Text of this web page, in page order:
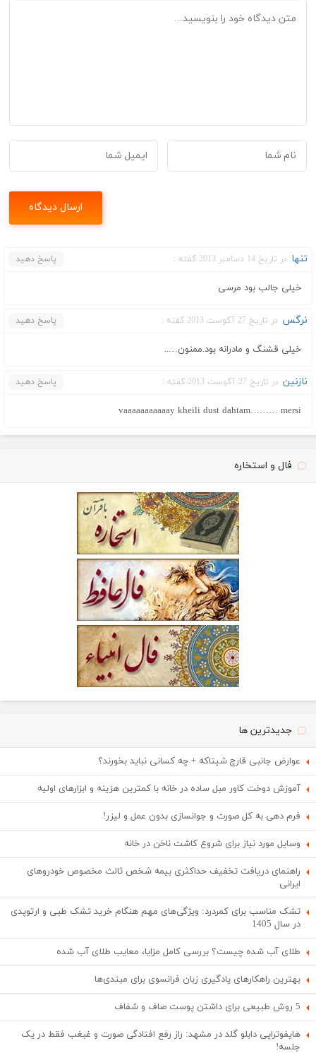
تنها در تاریخ 14 دسامبر 2013 گفته : پاسخ دهید
خیلی جالب بود مرسی
نرگس در تاریخ 27 آگوست 2013 گفته : پاسخ دهید
خیلی قشنگ و مادرانه بود.ممنون…..
نازنین در تاریخ 27 آگوست 2013 گفته : پاسخ دهید
vaaaaaaaaaaay kheili dust dahtam……… mersi
فال و استخاره
جدیدترین ها
عوارض جانبی قارچ شیتاکه + چه کسانی نباید بخورند؟
آموزش دوخت کاور مبل ساده در خانه با کمترین هزینه و ابزارهای اولیه
فرم دهی به کل صورت و جوانسازی بدون عمل و لیزر!
وسایل مورد نیاز برای شروع کاشت ناخن در خانه
راهنمای دریافت تخفیف حداکثری بیمه شخص ثالث مخصوص خودروهای
ایرانی
تشک مناسب برای کمردرد: ویژگی‌های مهم هنگام خرید تشک طبی و ارتوپدی
در سال 1405
طلای آب شده چیست؟ بررسی کامل مزایا، معایب طلای آب شده
بهترین راهکارهای یادگیری زبان فرانسوی برای مبتدی‌ها
5 روش طبیعی برای داشتن پوست صاف و شفاف
هایفوتراپی دابلو گلد در مشهد: راز رفع افتادگی صورت و غبغب فقط در یک
جلسه!